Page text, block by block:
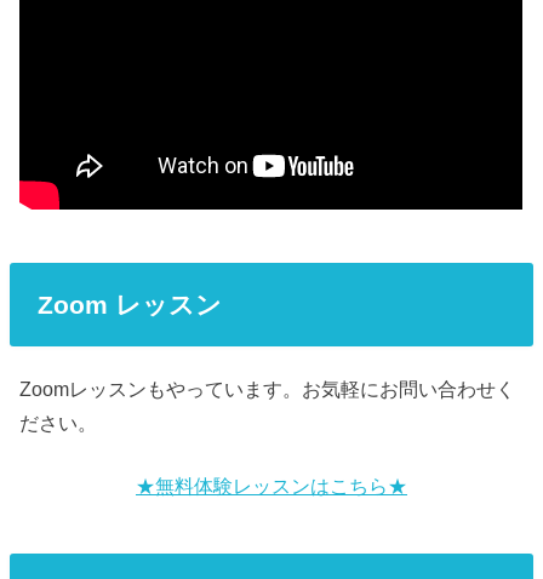
Zoom レッスン
Zoomレッスンもやっています。お気軽にお問い合わせく
ださい。
★無料体験レッスンはこちら★